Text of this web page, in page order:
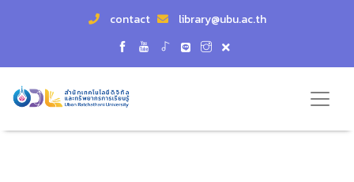
contact library@ubu.ac.th